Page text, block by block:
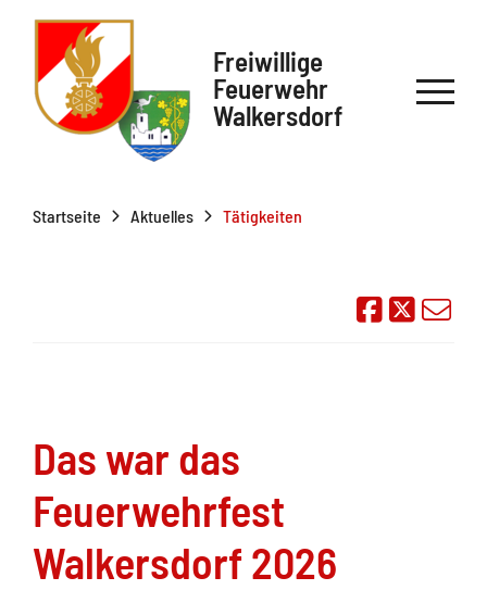
Freiwillige
Feuerwehr
Walkersdorf
Startseite Aktuelles Tätigkeiten
Auf
Das war das
Feuerwehrfest
Walkersdorf 2026